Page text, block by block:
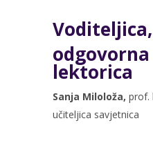
Voditeljica,
lektorica
Sanja Miloloža,prof.
učiteljica savjetnica